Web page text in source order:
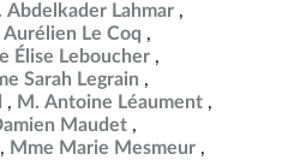
Abdelkader Lahmar
Aurélien Le Coq
Élise Leboucher
Sarah Legrain
M. Antoine Léaument
Maudet
Mme Marie Mesmeur